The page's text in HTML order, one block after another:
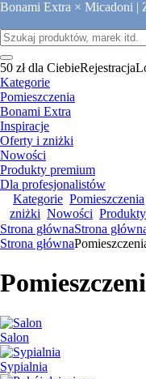
Bonami Extra × Micadoni |
50 zł dla CiebieRejestracja
Kategorie
Pomieszczenia
Bonami Extra
Inspiracje
Oferty i zniżki
Nowości
Produkty premium
Dla profesjonalistów
Kategorie Pomieszczenia
zniżki Nowości
Strona głównaStrona
Strona główna
Salon
Sypialnia